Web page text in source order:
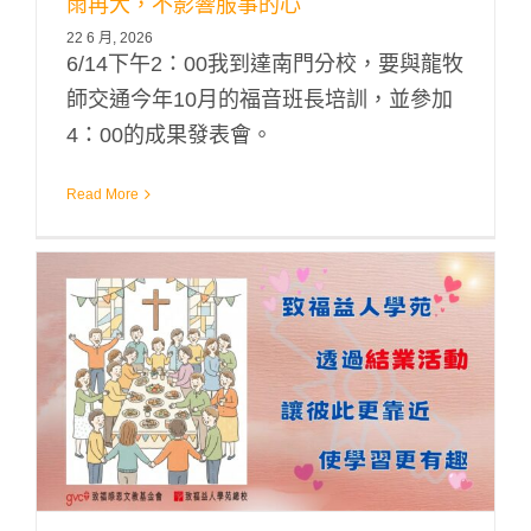
22 6 月, 2026
6/14下午2：00我到達南門分校，要與龍牧
師交通今年10月的福音班長培訓，並參加
4：00的成果發表會。
Read More